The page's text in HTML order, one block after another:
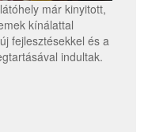
már kinyitott,
kínálattal
fejlesztésekkel és a
indultak.